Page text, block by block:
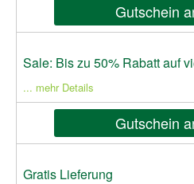
Gutschein
Sale: Bis zu 50% Rabatt auf
... mehr Details
Gutschein
Gratis Lieferung